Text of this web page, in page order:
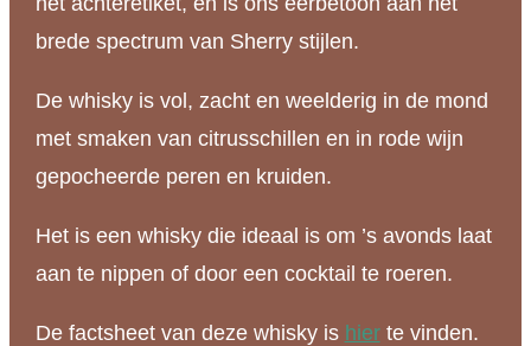
brede spectrum van Sherry stijlen.
De whisky is vol, zacht en weelderig in de mond
met smaken van citrusschillen en in rode wijn
gepocheerde peren en kruiden.
Het is een whisky die ideaal is om ’s avonds laat
aan te nippen of door een cocktail te roeren.
De factsheet van deze whisky is hierte vinden.